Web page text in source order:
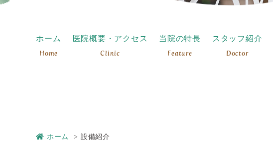
ホーム
Home
医院概要・アクセス
Clinic
当院の特長
Feature
スタッフ紹介
Doctor
ホーム 設備紹介